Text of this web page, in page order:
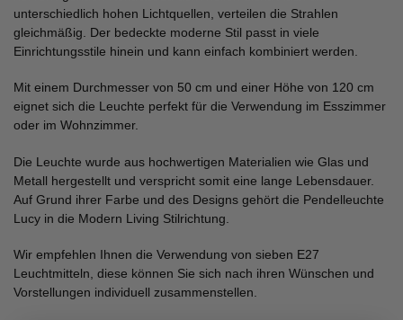
unterschiedlich hohen Lichtquellen, verteilen die Strahlen
gleichmäßig. Der bedeckte moderne Stil passt in viele
Einrichtungsstile hinein und kann einfach kombiniert werden.
Mit einem Durchmesser von 50 cm und einer Höhe von 120 cm
eignet sich die Leuchte perfekt für die Verwendung im Esszimmer
oder im Wohnzimmer.
Die Leuchte wurde aus hochwertigen Materialien wie Glas und
Metall hergestellt und verspricht somit eine lange Lebensdauer.
Auf Grund ihrer Farbe und des Designs gehört die Pendelleuchte
Lucy in die Modern Living Stilrichtung.
Wir empfehlen Ihnen die Verwendung von sieben E27
Leuchtmitteln, diese können Sie sich nach ihren Wünschen und
Vorstellungen individuell zusammenstellen.